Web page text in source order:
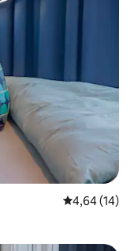
4,64 de uma
4,64 (14)